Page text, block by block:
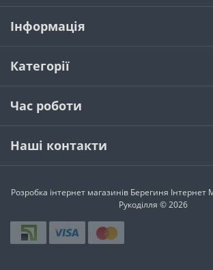
Інформація
Категорії
Час роботи
Наші контакти
Розробка інтернет магазинів Берегиня
Рукоділля © 2026